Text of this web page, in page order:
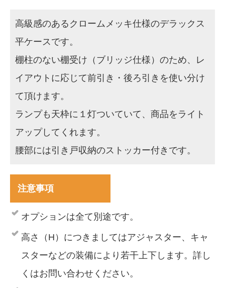
高級感のあるクロームメッキ仕様のデラックス
平ケースです。
棚柱のない棚受け（ブリッジ仕様）のため、レ
イアウトに応じて前引き・後ろ引きを使い分け
て頂けます。
ランプも天枠に１灯ついていて、商品をライト
アップしてくれます。
腰部には引き戸収納のストッカー付きです。
注意事項
オプションは全て別途です。
高さ（H）につきましてはアジャスター、キャ
スターなどの装備により若干上下します。詳し
くはお問い合わせください。